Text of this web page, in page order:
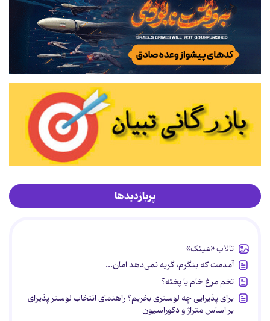
پربازدیدها
تالاب «عینک»
آمدمت که بنگرم، گریه نمی‌دهد امان...
تخم مرغ خام یا پخته؟
برای پذیرایی چه لوستری بخریم؟ راهنمای انتخاب لوستر پذیرای
بر اساس متراژ و دکوراسیون